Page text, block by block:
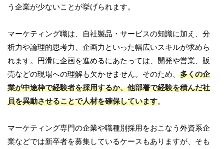
う企業が少ないことが挙げられます。
マーケティング職は、自社製品・サービスの知識に加え、分
析力や論理的思考力、企画力といった幅広いスキルが求めら
れます。円滑に企画を進めるにあたっては、開発や営業、販
売などの現場への理解も欠かせません。そのため、 多くの企
業が中途枠で経験者を採用するか、他部署で経験を積んだ社
員を異動させることで人材を確保しています。
マーケティング専門の企業や職種別採用をおこなう外資系企
業などでは新卒者を募集しているケースもありますが、そも